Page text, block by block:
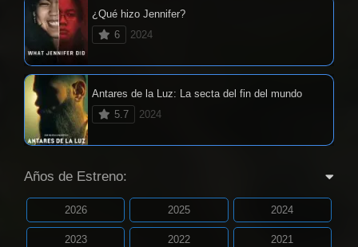
¿Qué hizo Jennifer?
6
2024
Antares de la Luz: La secta del fin del mundo
5.7
2024
Años de Estreno:
2026 2025 2024
2023 2022 2021